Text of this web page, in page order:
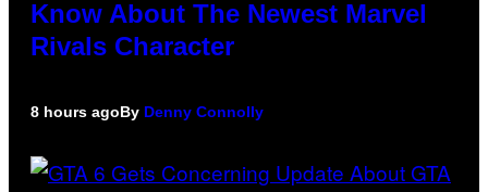
Know About The Newest Marvel
Rivals Character
8 hours agoBy Denny Connolly